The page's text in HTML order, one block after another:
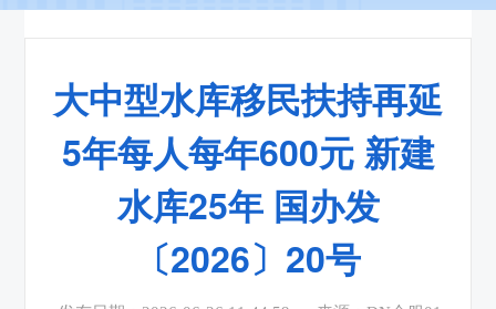
大中型水库移民扶持再延
5年每人每年600元 新建
水库25年 国办发
〔2026〕20号